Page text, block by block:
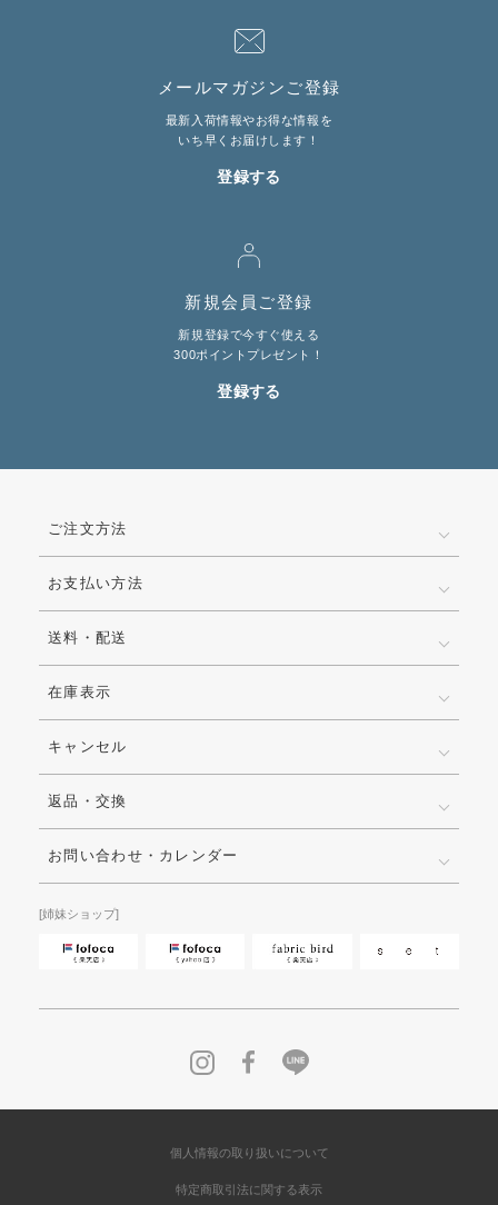
メールマガジンご登録
最新入荷情報やお得な情報を
いち早くお届けします！
登録する
新規会員ご登録
新規登録で今すぐ使える
300ポイントプレゼント！
登録する
ご注文方法
お支払い方法
送料・配送
在庫表示
キャンセル
返品・交換
お問い合わせ・カレンダー
[姉妹ショップ]
個人情報の取り扱いについて
特定商取引法に関する表示